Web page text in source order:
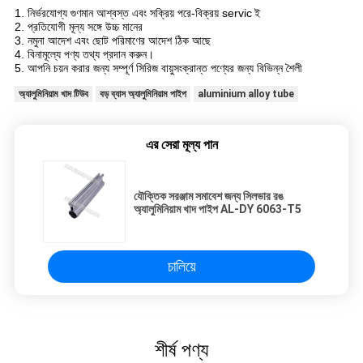
1. নির্ভরযোগ্য গুণমান আশ্বস্ত এবং সক্রিয় পরে-বিক্রয় servicই
2. প্রতিযোগী মূল্য সঙ্গে উচ্চ মানের
3. নমুনা আদেশ এবং ছোট পরিমাণের আদেশ ঠিক আছে
4. বিনামূল্যে পণ্য তথ্য প্রদান করুন।
5. আপনি চয়ন করার জন্য সম্পূর্ণ সিরিজ বায়ুসংক্রান্ত পণ্যের জন্য বিভিন্ন শৈলী
অ্যালুমিনিয়াম খাদ টিউব বড় ব্যাস অ্যালুমিনিয়াম পাইপ aluminium alloy tube
এর সেরা মূল্য পান
যৌক্তিক সরঞ্জাম সমাবেশ জন্য সিলভার রঙ
অ্যালুমিনিয়াম খাদ পাইপ AL-DY 6063-T5
চালিয়ে
শীর্ষ পণ্য